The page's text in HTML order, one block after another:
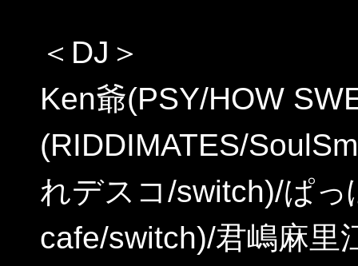
＜DJ＞
Ken爺(PSY/HOW
(RIDDIMATES/
れデスコ/switch)/ぱ
cafe/switch)/君嶋麻里